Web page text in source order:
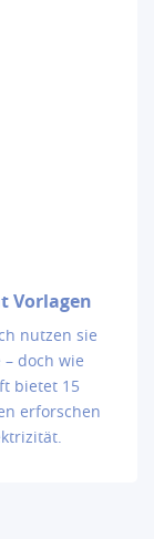
Vorlagen
nutzen sie
doch wie
bietet 15
erforschen